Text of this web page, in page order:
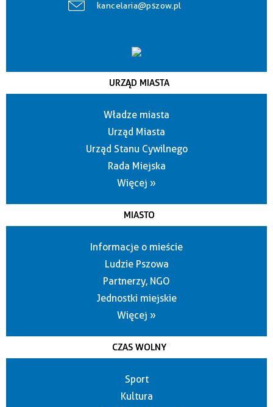
kancelaria@pszow.pl
URZĄD MIASTA
Władze miasta
Urząd Miasta
Urząd Stanu Cywilnego
Rada Miejska
Więcej »
MIASTO
Informacje o mieście
Ludzie Pszowa
Partnerzy, NGO
Jednostki miejskie
Więcej »
CZAS WOLNY
Sport
Kultura